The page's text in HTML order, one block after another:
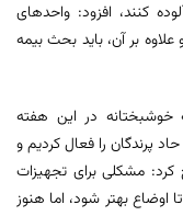
کنند، افزود: واحدهای
بر آن، باید بحث بیمه
خوشبختانه در این هفته
پرندگان را فعال کردیم و
مشکلی برای تجهیزات
اوضاع بهتر شود، اما هنوز